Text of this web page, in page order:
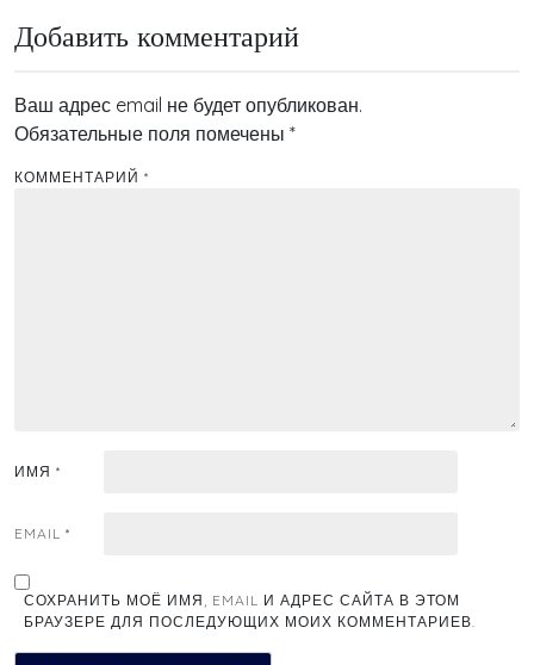
Добавить комментарий
Ваш адрес email не будет опубликован.
Обязательные поля помечены *
КОММЕНТАРИЙ *
ИМЯ *
EMAIL *
СОХРАНИТЬ МОЁ ИМЯ, EMAIL И АДРЕС САЙТА В ЭТОМ
БРАУЗЕРЕ ДЛЯ ПОСЛЕДУЮЩИХ МОИХ КОММЕНТАРИЕВ.